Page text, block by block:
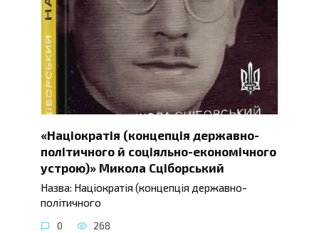
«Націократія (концепція державно-
політичного й соціяльно-економічного
устрою)» Микола Сціборський
Назва: Націократія (концепція державно-
політичного
0 268